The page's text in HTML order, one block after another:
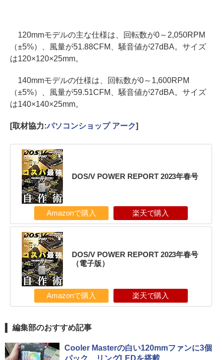
120mmモデルの主な仕様は、回転数が0～2,050RPM
（±5%）、風量が51.88CFM、騒音値が27dBA。サイズ
は120×120×25mm。
140mmモデルの仕様は、回転数が0～1,600RPM
（±5%）、風量が59.51CFM、騒音値が27dBA。サイズ
は140×140×25mm。
[取材協力:パソコンショップ アーク]
DOS/V POWER REPORT 2023年春号
Amazonで購入 楽天で購入
DOS/V POWER REPORT 2023年春号
（電子版）
Amazonで購入 楽天で購入
編集部のおすすめ記事
Cooler Masterの白い120mmファンに3個
パック、リングLEDを搭載